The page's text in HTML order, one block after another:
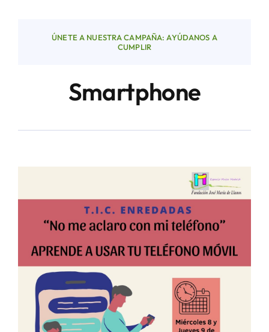
Buscar:ÚNETE A NUESTRA CAMPAÑA: AYÚDANOS A
CUMPLIR
Smartphone